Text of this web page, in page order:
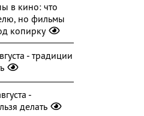
в кино: что
но фильмы
копирку
- традиции
-
делать